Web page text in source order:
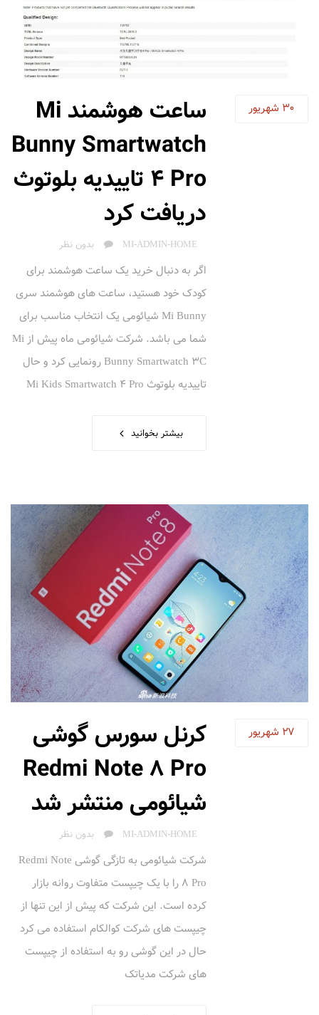
30 شهریور
ساعت هوشمند Mi
Bunny Smartwatch
4 Pro تاییدیه بلوتوث
دریافت کرد
AUTHOR
MI-ADMIN-HOME بدون نظر
اگر به دنبال خرید یک ساعت هوشمند برای
کودک خود هستید، ساعت های هوشمند سری
Mi Bunny شیائومی یک انتخاب مناسب برای
شما می باشد. شرکت شیائومی ماه پیش از Mi
Bunny Smartwatch 3C رونمایی کرد و حال
تاییدیه بلوتوث Mi Kids Smartwatch 4 Pro
بیشتر بخوانید
27 شهریور
کرنل سورس گوشی
Redmi Note 8 Pro
شیائومی منتشر شد
AUTHOR
MI-ADMIN-HOME بدون نظر
شرکت شیائومی به تازگی گوشی Redmi Note
8 Pro را با یک چیپست متفاوت روانه بازار
کرده است. این شرکت که پیش از این تنها از
چیپست های شرکت کوالکام استفاده می کرد
حال در این گوشی رو به استفاده از چیپست
های شرکت مدیاتک